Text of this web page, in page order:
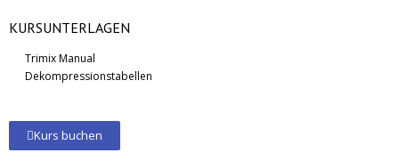
KURSUNTERLAGEN
Trimix Manual
Dekompressionstabellen
Kurs buchen